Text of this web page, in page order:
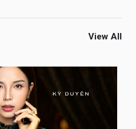
View All